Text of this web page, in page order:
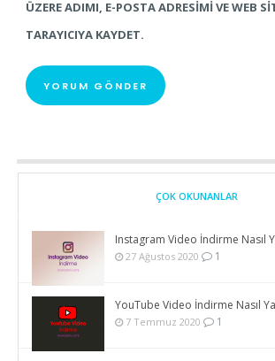
ÜZERE ADIMI, E-POSTA ADRESIMI VE WEB
TARAYICIYA KAYDET.
ÇOK OKUNANLAR
Instagram Video İndirme Nasıl
27 Ağustos 2020 1
YouTube Video İndirme Nasıl
7 Temmuz 2020 1